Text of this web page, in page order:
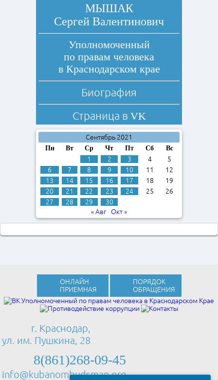
МЫШАК
Сергей Валентинович
Уполномоченный
по правам человека
в Краснодарском крае
Биография
Страница в VK
Сентябрь 2021
Пн Вт Ср Чт Пт Сб Вс
1 2 3 4
5
6
7 8 9 10 11
12
13
14 15 16 17 18
19
20
21 22 23 24 25
26
27
28 29
30
« Авг
Окт »
ОНЛАЙН
ПРИЕМНАЯ
ПОРЯДОК
ОБРАЩЕНИЯ
г. Краснодар,
ул. им. Пушкина, 28
8(861)268-09-45
info@kubanombudsman.org